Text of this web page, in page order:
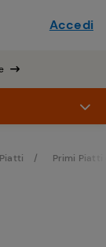
Accedi
Primi Piatti